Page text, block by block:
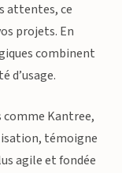
attentes, ce
projets. En
combinent
d’usage.
comme Kantree,
témoigne
agile et fondée